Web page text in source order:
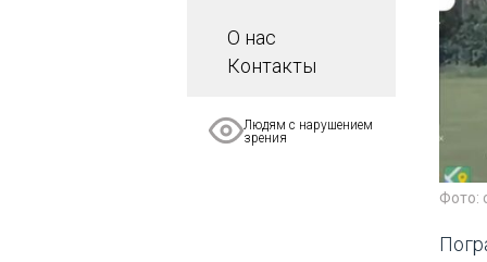
О нас
Контакты
Людям с нарушением
зрения
Фото: